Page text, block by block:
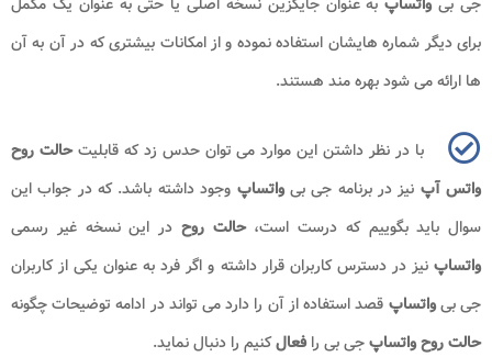
برای دیگر شماره هایشان استفاده نموده و از امکانات بیشتری که در آن به آن
ها ارائه می شود بهره مند هستند.
با در نظر داشتن این موارد می توان حدس زد که قابلیتحالت روح
واتس آپ نیز در برنامه جی بیواتساپ وجود داشته باشد. که در جواب این
سوال باید بگوییم که درست است،حالت روح در این نسخه غیر رسمی
واتساپنیز در دسترس کاربران قرار داشته و اگر فرد به عنوان یکی از کاربران
جی بیواتساپ قصد استفاده از آن را دارد می تواند در ادامه توضیحات چگونه
حالت روح واتساپجی بی رافعالکنیم را دنبال نماید.